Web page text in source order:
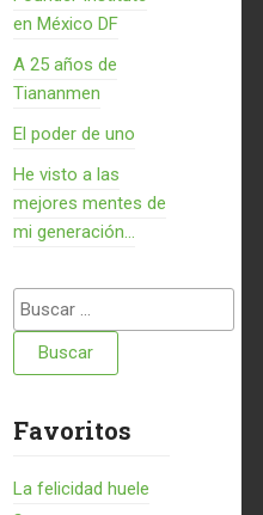
en México DF
A 25 años de
Tiananmen
El poder de uno
He visto a las
mejores mentes de
mi generación…
Buscar:
Favoritos
La felicidad huele